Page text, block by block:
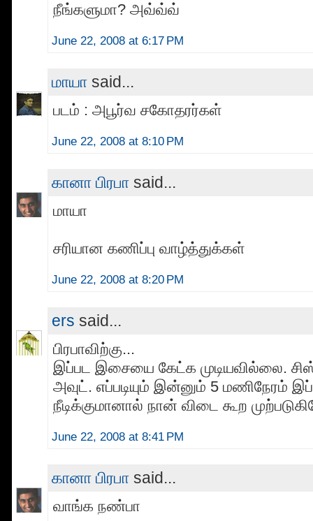
நீங்களுமா? அவ்வ்வ்
June 22, 2008 at 6:17 PM
மாயா said...
படம் : அபூர்வ சகோதரர்கள்
June 22, 2008 at 8:10 PM
கானா பிரபா said...
மாயா
சரியான கணிப்பு வாழ்த்துக்கள்
June 22, 2008 at 8:20 PM
ers said...
பிரபாவிற்கு...
இப்பட இசையை கேட்க முடியவில்லை.
அவுட். எப்படியும் இன்னும் 5 மணிநேரம்
நீடிக்குமானால் நான் விடை கூற
June 22, 2008 at 8:41 PM
கானா பிரபா said...
வாங்க நண்பா